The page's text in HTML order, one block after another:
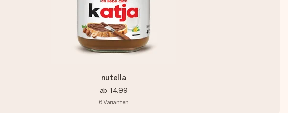
nutella
ab 14,99
6Varianten